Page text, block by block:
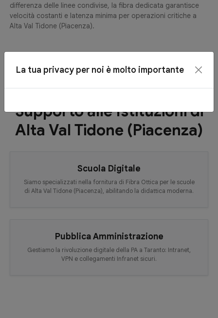
differenza delle linee condivise, la fibra dedicata garantisce
velocità costanti e latenza minima per operazioni critiche a
Alta Val Tidone (Piacenza).
Supporto alle Istituzioni di
Alta Val Tidone (Piacenza)
Scuola Digitale
Siamo specializzati nella fornitura di Fibra Ottica per le scuole
di Alta Val Tidone (Piacenza), abilitando la didattica moderna.
Pubblica Amministrazione
Gestiamo la rivoluzione digitale della PA a Taranto: Intranet,
VPN e collegamenti Infranet sicuri.
La tua privacy per noi è molto importante